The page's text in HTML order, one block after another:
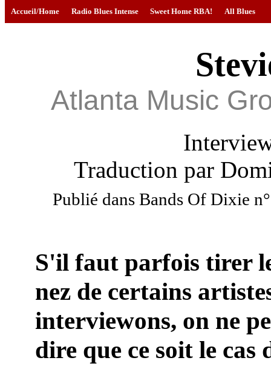
Accueil/Home Radio Blues Intense Sweet Home RBA! All Blues
Atlanta Music
Traduction par
Publié dans Bands Of Dixie
S'il faut parfois tirer
nez de certains
interviewons, on ne
dire que ce soit le cas